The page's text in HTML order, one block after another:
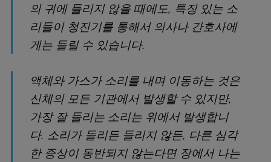
의 귀에 들리지 않을 때에도, 특징 있는 소
리들이 청진기를 통해서 의사나 간호사에
게는 들릴 수 있습니다.
액체와 가스가 소리를 내며 이동하는 것은
신체의 모든 기관에서 발생할 수 있지만,
가장 잘 들리는 소리는 위에서 발생합니
다. 소리가 들리든 들리지 않든, 다른 심각
한 증상이 동반되지 않는다면 장에서 나는